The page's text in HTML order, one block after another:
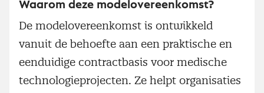
Waarom deze modelovereenkomst?
De modelovereenkomst is ontwikkeld
vanuit de behoefte aan een praktische en
eenduidige contractbasis voor medische
technologieprojecten. Ze helpt organisaties